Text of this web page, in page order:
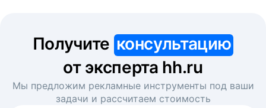
Получите консультацию
от эксперта hh.ru
Мы предложим рекламные инструменты под ваши
задачи и рассчитаем стоимость